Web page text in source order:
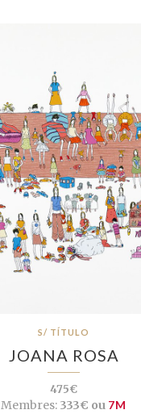
S/ TÍTULO
JOANA ROSA
475€
Membres: 333€ ou 7M